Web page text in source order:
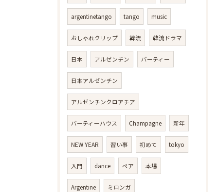
argentinetango tango music
おしゃれクリップ 韓流 韓流ドラマ
日本 アルゼンチン パーティー
日本アルゼンチン
アルゼンチンクロアチア
パーティーハウス Champagne 新年
NEW YEAR 習い事 初めて tokyo
入門 dance ペア 本場
Argentine ミロンガ